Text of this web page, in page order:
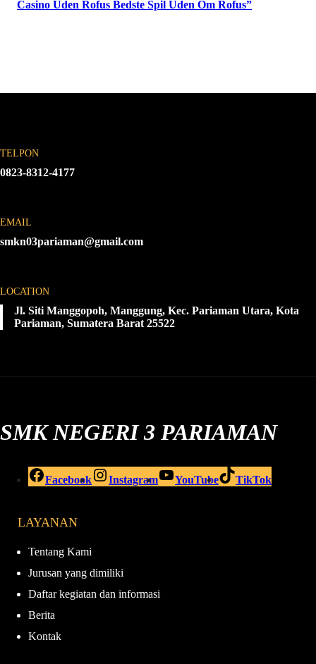
Casino Uden Rofus Bedste Spil Uden Om Rofus”
TELPON
0823-8312-4177
EMAIL
smkn03pariaman@gmail.com
LOCATION
Jl. Siti Manggopoh, Manggung, Kec. Pariaman Utara, Kota
Pariaman, Sumatera Barat 25522
SMK NEGERI 3 PARIAMAN
Facebook Instagram YouTube TikTok
LAYANAN
Tentang Kami
Jurusan yang dimiliki
Daftar kegiatan dan informasi
Berita
Kontak